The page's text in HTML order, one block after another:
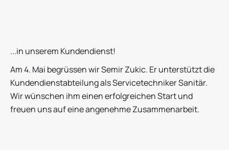
...in unserem Kundendienst!
Am 4. Mai begrüssen wir Semir Zukic. Er unterstützt die
Kundendienstabteilung als Servicetechniker Sanitär.
Wir wünschen ihm einen erfolgreichen Start und
freuen uns auf eine angenehme Zusammenarbeit.